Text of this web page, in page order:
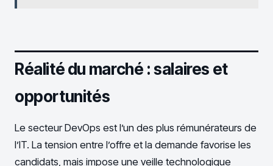
Réalité du marché : salaires et
opportunités
Le secteur DevOps est l’un des plus rémunérateurs de
l’IT. La tension entre l’offre et la demande favorise les
candidats, mais impose une veille technologique